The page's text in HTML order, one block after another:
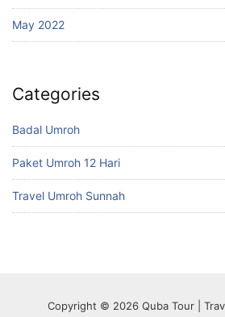
May 2022
Categories
Badal Umroh
Paket Umroh 12 Hari
Travel Umroh Sunnah
Copyright © 2026 Quba Tour |